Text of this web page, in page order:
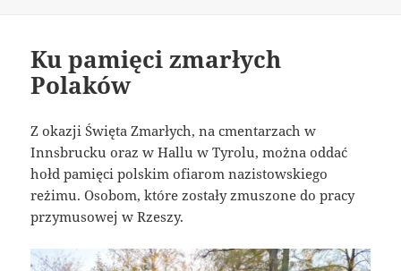
Ku pamięci zmarłych
Polaków
Z okazji Święta Zmarłych, na cmentarzach w
Innsbrucku oraz w Hallu w Tyrolu, można oddać
hołd pamięci polskim ofiarom nazistowskiego
reżimu. Osobom, które zostały zmuszone do pracy
przymusowej w Rzeszy.